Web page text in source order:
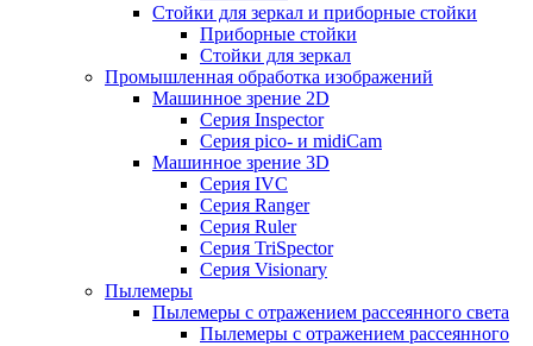
Стойки для зеркал и приборные стойки
Приборные стойки
Стойки для зеркал
Промышленная обработка изображений
Машинное зрение 2D
Серия Inspector
Серия pico- и midiCam
Машинное зрение 3D
Серия IVC
Серия Ranger
Серия Ruler
Серия TriSpector
Серия Visionary
Пылемеры
Пылемеры с отражением рассеянного света
Пылемеры с отражением рассеянного